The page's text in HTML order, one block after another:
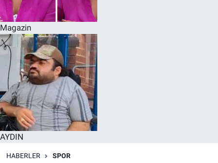
Magazin
AYDIN
HABERLER SPOR